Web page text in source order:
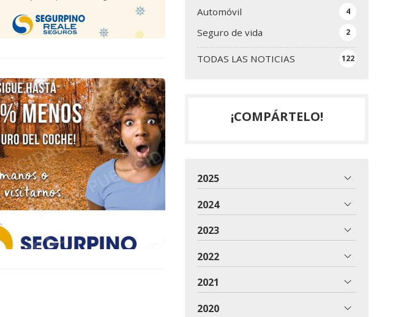
TODAS LAS NOTICIAS 122
Automóvil 4
Seguro de vida 2
¡COMPÁRTELO!
2025
2024
2023
2022
2021
2020